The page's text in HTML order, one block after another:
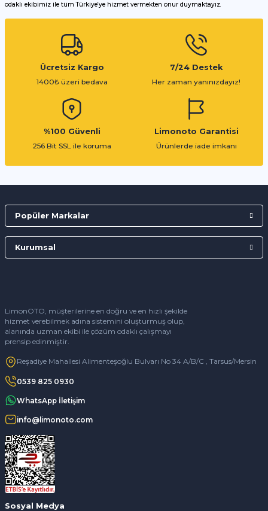
odaklı ekibimiz ile tüm Türkiye’ye hizmet vermekten onur duymaktayız.
Ücretsiz Kargo
1400₺ üzeri bedava
7/24 Destek
Her zaman yanınızdayız!
%100 Güvenli
256 Bit SSL ile koruma
Limonoto Garantisi
Ürünlerde iade imkanı
LimonOTO, müşterilerine en doğru ve en hızlı şekilde
hizmet verebilmek adına sistemini oluşturmuş olup,
alanında uzman ekibi ile çözüm odaklı çalışmayı
prensip edinmiştir.
Reşadiye Mahallesi Alimenteşoğlu Bulvarı No 34 A/B/C , Tarsus/Mersin
0539 825 0930
WhatsApp İletişim
info@limonoto.com
Popüler Markalar
Kurumsal
Sosyal Medya